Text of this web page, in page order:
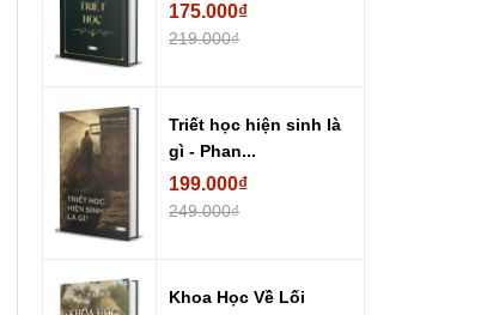
175.000₫
219.000₫
Triết học hiện sinh là
gì - Phan...
199.000₫
249.000₫
Khoa Học Về Lối